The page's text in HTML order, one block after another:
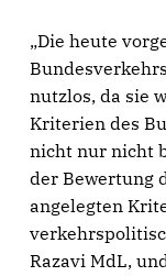
Die heute
nutzlos, da sie
Kriterien des
nicht nur nicht
der Bewertung
angelegten
Razavi MdL,